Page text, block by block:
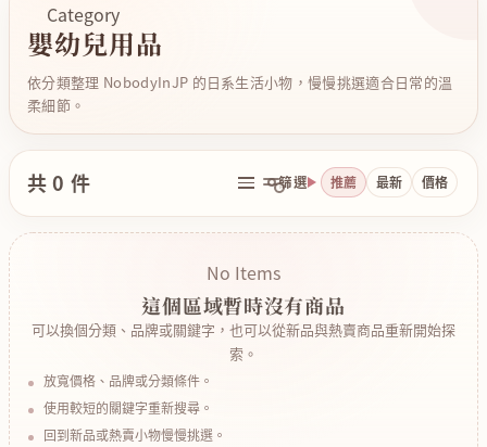
Category
嬰幼兒用品
依分類整理 NobodyInJP 的日系生活小物，慢慢挑選適合日常的溫
柔細節。
共 0 件 篩選 推薦 最新 價格
No Items
這個區域暫時沒有商品
可以換個分類、品牌或關鍵字，也可以從新品與熱賣商品重新開始探
索。
放寬價格、品牌或分類條件。
使用較短的關鍵字重新搜尋。
回到新品或熱賣小物慢慢挑選。